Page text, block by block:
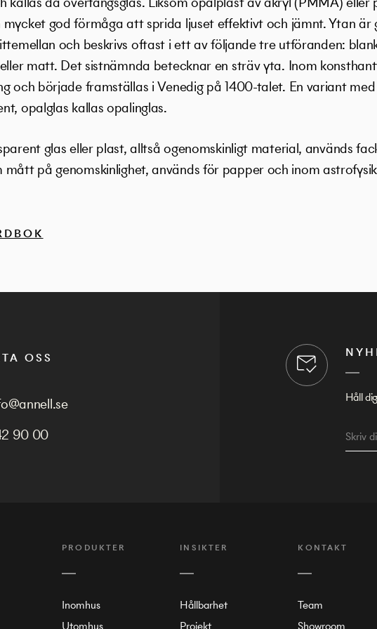
mycket god förmåga att sprida ljuset effektivt och jämnt. Ytan
och beskrivs oftast i ett av följande tre utföranden:
matt. Det sistnämnda betecknar en sträv yta. Inom
och började framställas i Venedig på 1400-talet. En variant
opalglas kallas opalinglas.
glas eller plast, alltså ogenomskinligt material, används
på genomskinlighet, används för papper och inom
OSS
90 00
Håll
PRODUKTER
Inomhus
Utomhus
INSIKTER
Hållbarhet
Projekt
KONTAKT
Team
Showroom